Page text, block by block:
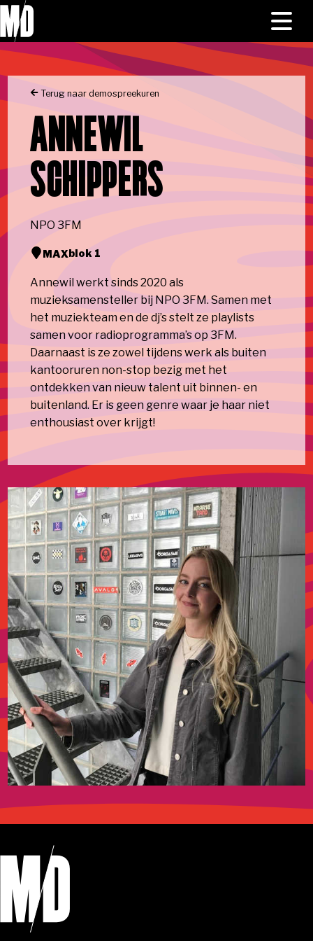
Skip to main content
Naar homepage
HOME
NIEUWS
PROGRAMMA
OVER ONS
Terug naar demospreekuren
ANNEWIL
SCHIPPERS
NPO 3FM
MAXblok 1
Annewil werkt sinds 2020 als
muzieksamensteller bij NPO 3FM. Samen met
het muziekteam en de dj’s stelt ze playlists
samen voor radioprogramma’s op 3FM.
Daarnaast is ze zowel tijdens werk als buiten
kantooruren non-stop bezig met het
ontdekken van nieuw talent uit binnen- en
buitenland. Er is geen genre waar je haar niet
enthousiast over krijgt!